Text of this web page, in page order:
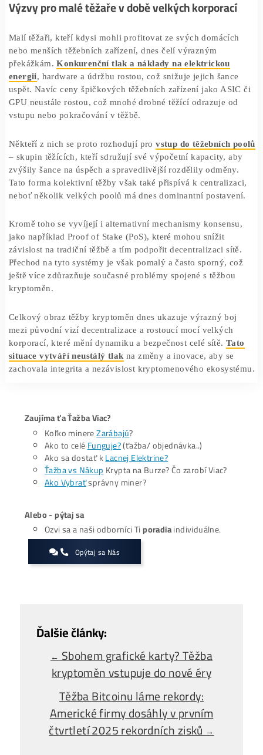
minimální, rostoucí koncentrace moci v rukou několika
kryptoměn.
Výzvy pro malé těžaře v době velkých
Malí těžaři, kteří kdysi mohli profitovat ze svých
překážkám. Konkurenční tlak a náklady na elektrickou
energii, hardware a údržbu rostou, což snižuje jejich
uspět. Navíc ceny špičkových těžebních zařízení jako
GPU neustále rostou, což mnohé drobné těžící odrazuje
vstupu nebo pokračování v těžbě.
Někteří z nich se proto rozhodují pro
vstup do těžebních
– skupin těžících, kteří sdružují své výpočetní kapacity,
zvýšily šance na úspěch a spravedlivější rozdělily
Tato forma kolektivní těžby však také přispívá k
neboť několik velkých poolů má dnes dominantní
Kromě toho se vyvíjejí i alternativní mechanismy
jako například Proof of Stake (PoS), které mohou snížit
závislost na tradiční těžbě a tím podpořit decentralizaci
Přechod na tyto systémy je však pomalý a často sporný,
Celkový obraz těžby kryptoměn dnes ukazuje výrazný
mezi původní vizí decentralizace a rostoucí mocí velkých
korporací, které mění dynamiku a bezpečnost celé sítě.
situace vytváří neustálý tlakna změny a inovace, aby se
zachovala integrita a nezávislost kryptomenového
Zaujíma ťa Ťažba Viac?
Koľko minereZarábajú
Ako to celéFunguje?(ťažba/ objednávka..)
Alebo - pýtaj sa
Ozvi sa a naši odborníci Tiporadiaindividuálne.
Opýtaj sa Nás